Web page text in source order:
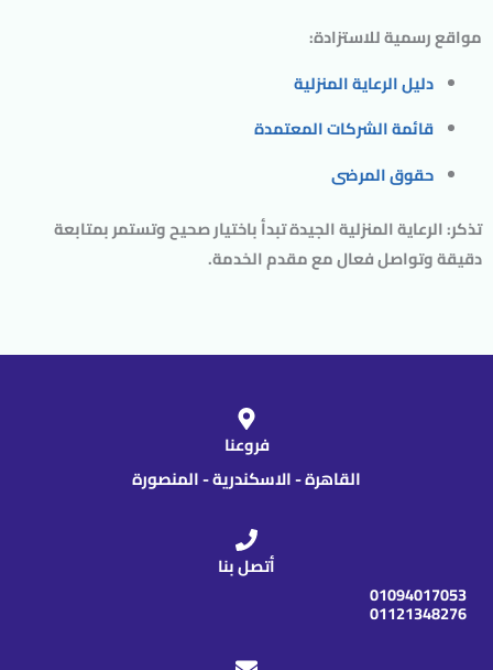
مواقع رسمية للاستزادة:
دليل الرعاية المنزلية
قائمة الشركات المعتمدة
حقوق المرضى
تذكر:الرعاية المنزلية الجيدة تبدأ باختيار صحيح وتستمر بمتابعة
دقيقة وتواصل فعال مع مقدم الخدمة.
فروعنا
القاهرة - الاسكندرية - المنصورة
أتصل بنا
01094017053
01121348276